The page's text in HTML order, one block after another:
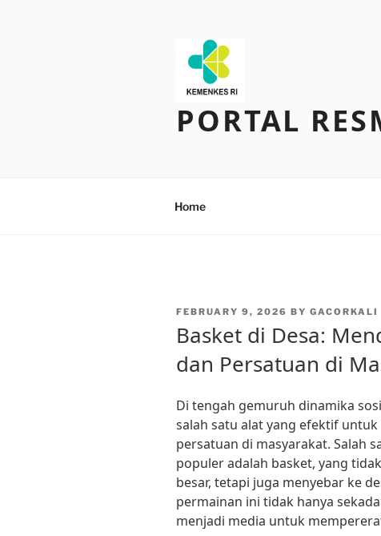
PORTAL
Home
POSTED
FEBRUARY 9, 2026 BY GACORKALI
Basket di Desa:
dan Persatuan di
Di tengah gemuruh dinamika
salah satu alat yang efektif
persatuan di masyarakat. Salah
populer adalah basket, yang
besar, tetapi juga menyebar ke
permainan ini tidak hanya
menjadi media untuk